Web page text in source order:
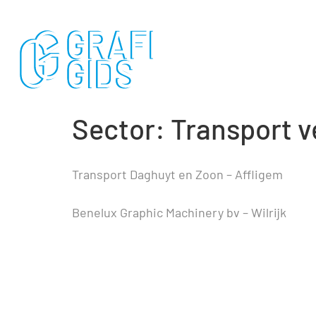
Sector: Transport
Transport Daghuyt en Zoon – Affligem
Benelux Graphic Machinery bv – Wilrijk